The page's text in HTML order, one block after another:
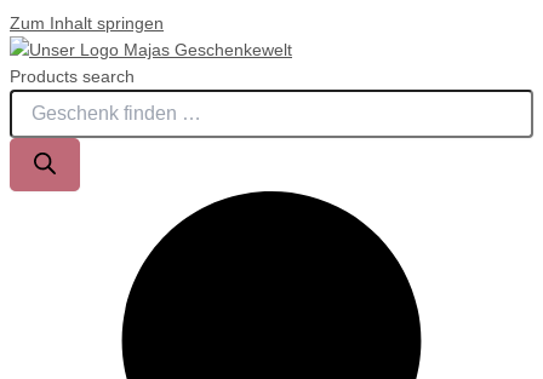
Zum Inhalt springen
Products search